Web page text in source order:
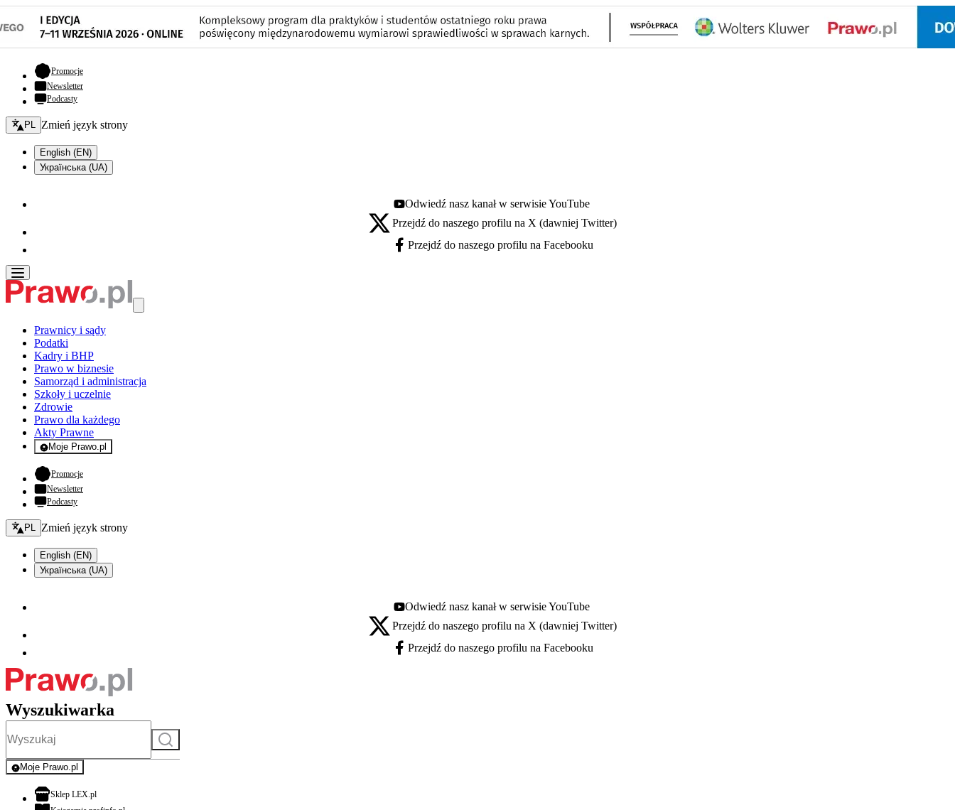
Promocje- otwiera się w nowej karcie
Newsletter
Podcasty
Zmień język - bieżący:
PL Zmień język strony
English (EN)
Українська (UA)
Youtube - otwiera się w nowej karcie
Odwiedź nasz kanał w serwisie YouTube
X - otwiera się w nowej karcie
Przejdź do naszego profilu na X (dawniej Twitter)
Facebook - otwiera się w nowej karcie
Przejdź do naszego profilu na Facebooku
Prawnicy i sądy
Podatki
Kadry i BHP
Prawo w biznesie
Samorząd i administracja
Szkoły i uczelnie
Zdrowie
Prawo dla każdego
Akty Prawne
Moje Prawo.pl
- rejestracja i logowanie do serwisu
Promocje- otwiera się w nowej karcie
Newsletter
Podcasty
Zmień język - bieżący:
PL Zmień język strony
English (EN)
Українська (UA)
Youtube - otwiera się w nowej karcie
Odwiedź nasz kanał w serwisie YouTube
X - otwiera się w nowej karcie
Przejdź do naszego profilu na X (dawniej Twitter)
Facebook - otwiera się w nowej karcie
Przejdź do naszego profilu na Facebooku
Wyszukiwarka
Szukaj
Moje Prawo.pl
- rejestracja i logowanie do serwisu
Sklep LEX.plotwiera się w nowej karcie